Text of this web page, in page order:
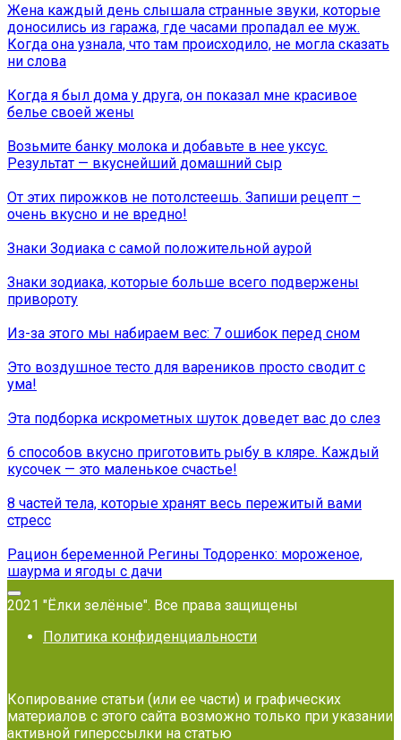
Жена каждый день слышала странные звуки, которые
доносились из гаража, где часами пропадал ее муж.
Когда она узнала, что там происходило, не могла сказать
ни слова
Когда я был дома у друга, он показал мне красивое
белье своей жены
Возьмите банку молока и добавьте в нее уксус.
Результат — вкуснейший домашний сыр
От этих пирожков не потолстеешь. Запиши рецепт –
очень вкусно и не вредно!
Знаки Зодиака с самой положительной аурой
Знаки зодиака, которые больше всего подвержены
привороту
Из-за этого мы набираем вес: 7 ошибок перед сном
Это воздушное тесто для вареников просто сводит с
ума!
Эта подборка искрометных шуток доведет вас до слез
6 способов вкусно приготовить рыбу в кляре. Каждый
кусочек — это маленькое счастье!
8 частей тела, которые хранят весь пережитый вами
стресс
Рацион беременной Регины Тодоренко: мороженое,
шаурма и ягоды с дачи
2021 "Ёлки зелёные". Все права защищены
Политика конфиденциальности
Копирование статьи (или ее части) и графических
материалов с этого сайта возможно только при указании
активной гиперссылки на статью